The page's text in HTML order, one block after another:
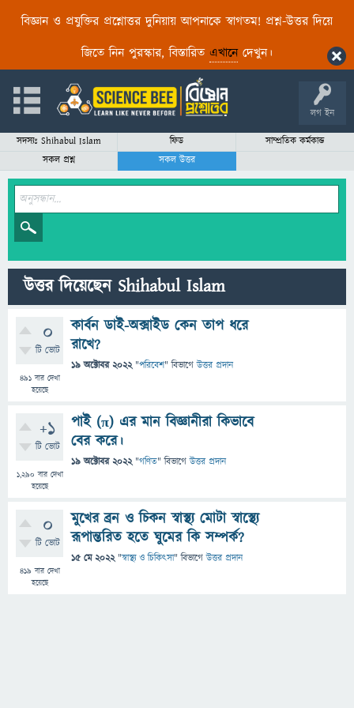
বিজ্ঞান ও প্রযুক্তির প্রশ্নোত্তর দুনিয়ায় আপনাকে স্বাগতম! প্রশ্ন-উত্তর দিয়ে
জিতে নিন পুরস্কার, বিস্তারিত এখানেদেখুন।
লগ ইন
সদস্যঃ Shihabul Islam ফিড
সাম্প্রতিক কর্মকান্ড
সকল প্রশ্ন
সকল উত্তর
উত্তর দিয়েছেন Shihabul Islam
0
টি ভোট
491বার দেখা
হয়েছে
কার্বন ডাই-অক্সাইড কেন তাপ ধরে
রাখে?
19 অক্টোবর 2022 "পরিবেশ" বিভাগে উত্তর প্রদান
+1
টি ভোট
1,290 বার দেখা
হয়েছে
পাই (π) এর মান বিজ্ঞানীরা কিভাবে
বের করে।
19 অক্টোবর 2022 "গণিত" বিভাগে উত্তর প্রদান
0
টি ভোট
419 বার দেখা
হয়েছে
মুখের ব্রন ও চিকন স্বাস্থ্য মোটা স্বাস্থ্যে
রূপান্তরিত হতে ঘুমের কি সম্পর্ক?
15 মে 2022 "স্বাস্থ্য ও চিকিৎসা" বিভাগে উত্তর প্রদান